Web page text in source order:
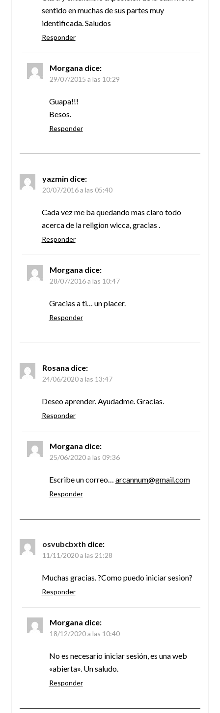
sentido en muchas de sus partes muy
identificada. Saludos
Responder
Morgana dice:
29/07/2015 a las 10:29
Guapa!!!
Besos.
Responder
yazmin dice:
20/07/2016 a las 05:40
Cada vez me ba quedando mas claro todo
acerca de la religion wicca, gracias .
Responder
Morgana dice:
28/07/2016 a las 10:47
Gracias a ti… un placer.
Responder
Rosana dice:
24/06/2020 a las 13:47
Deseo aprender. Ayudadme. Gracias.
Responder
Morgana dice:
25/06/2020 a las 09:36
Escribe un correo… arcannum@gmail.com
Responder
osvubcbxth dice:
11/11/2020 a las 21:28
Muchas gracias. ?Como puedo iniciar sesion?
Responder
Morgana dice:
18/12/2020 a las 10:40
No es necesario iniciar sesión, es una web
«abierta». Un saludo.
Responder